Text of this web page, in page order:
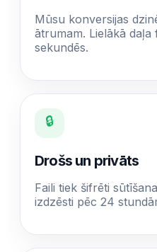
Mūsu konversijas
ātrumam. Lielākā
sekundēs.
🔒
Drošs un privāts
Faili tiek šifrēti
izdzēsti pēc 24